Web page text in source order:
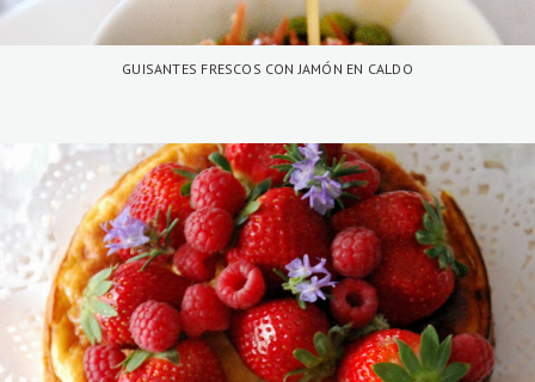
GUISANTES FRESCOS CON JAMÓN EN CALDO